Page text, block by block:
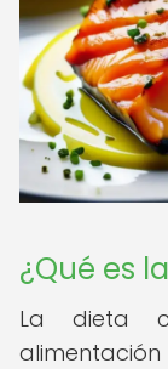
¿Qué es
La dieta